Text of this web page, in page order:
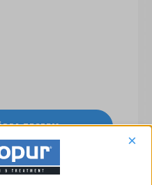
Ft.
TESZEM
×